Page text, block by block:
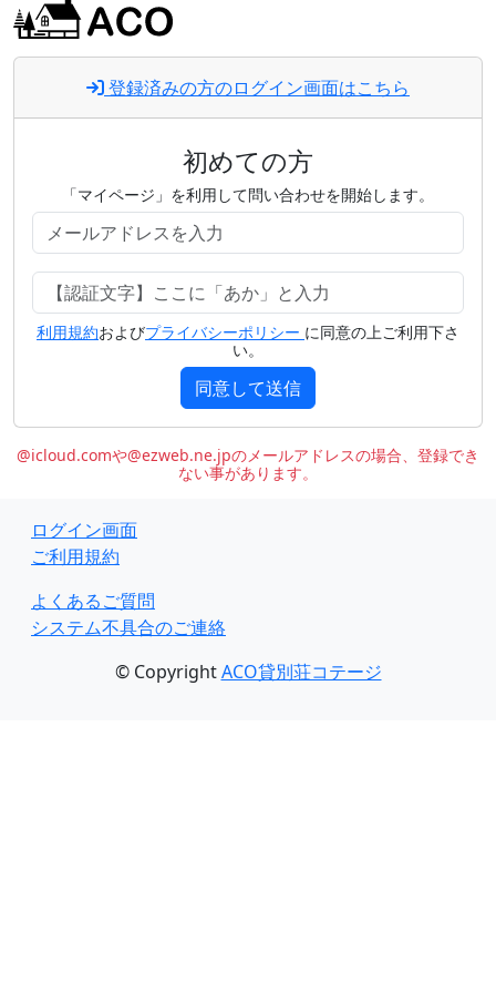
登録済みの方のログイン画面はこちら
初めての方
「マイページ」を利用して問い合わせを開始します。
利用規約およびプライバシーポリシー に同意の上ご利用下さ
い。
同意して送信
@icloud.comや@ezweb.ne.jpのメールアドレスの場合、登録でき
ない事があります。
ログイン画面
ご利用規約
よくあるご質問
システム不具合のご連絡
© CopyrightACO貸別荘コテージ